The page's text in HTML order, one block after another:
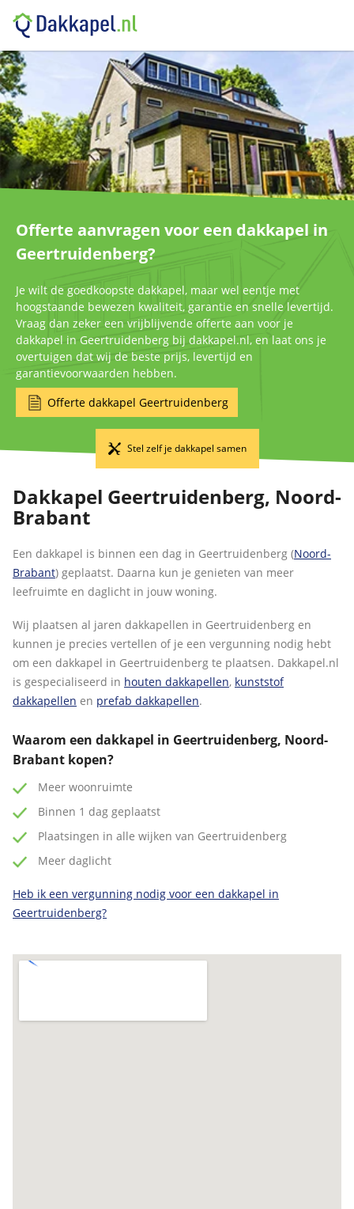
Offerte aanvragen voor een dakkapel in
Geertruidenberg?
Je wilt de goedkoopste dakkapel, maar wel eentje met
hoogstaande bewezen kwaliteit, garantie en snelle levertijd.
Vraag dan zeker een vrijblijvende offerte aan voor je
dakkapel in Geertruidenberg bij dakkapel.nl, en laat ons je
overtuigen dat wij de beste prijs, levertijd en
garantievoorwaarden hebben.
Offerte dakkapel Geertruidenberg
Stel zelf je dakkapel samen
Dakkapel Geertruidenberg, Noord-
Brabant
Een dakkapel is binnen een dag in Geertruidenberg (Noord-
Brabant) geplaatst. Daarna kun je genieten van meer
leefruimte en daglicht in jouw woning.
Wij plaatsen al jaren dakkapellen in Geertruidenberg en
kunnen je precies vertellen of je een vergunning nodig hebt
om een dakkapel in Geertruidenberg te plaatsen. Dakkapel.nl
is gespecialiseerd in houten dakkapellen, kunststof
dakkapellen en prefab dakkapellen.
Waarom een dakkapel in Geertruidenberg, Noord-
Brabant kopen?
Meer woonruimte
Binnen 1 dag geplaatst
Plaatsingen in alle wijken van Geertruidenberg
Meer daglicht
Heb ik een vergunning nodig voor een dakkapel in
Geertruidenberg?